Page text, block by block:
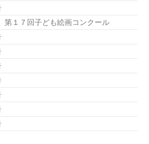
１７回子ども絵画コンクール